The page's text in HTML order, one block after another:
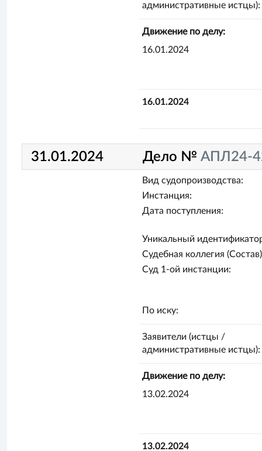
административные истцы):
Движение по делу:
16.01.2024
16.01.2024
31.01.2024 Дело № АПЛ24-
Вид судопроизводства:
Инстанция:
Дата поступления:
Уникальный
Судебная коллегия
Суд 1-ой инстанции:
По иску:
Заявители (истцы /
административные истцы):
Движение по делу:
13.02.2024
13.02.2024